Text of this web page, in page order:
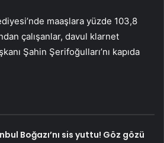
maaşlara yüzde 103,8
çalışanlar, davul klarnet
Şahin Şerifoğulları’nı kapıda
Boğazı’nı sis yuttu! Göz gözü